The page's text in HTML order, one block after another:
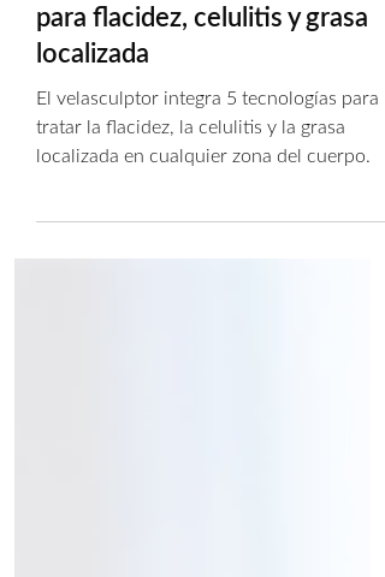
¡Velasculptor! Todo en uno
localizada
El velasculptor integra 5 tecnologías para
localizada en cualquier zona del cuerpo.